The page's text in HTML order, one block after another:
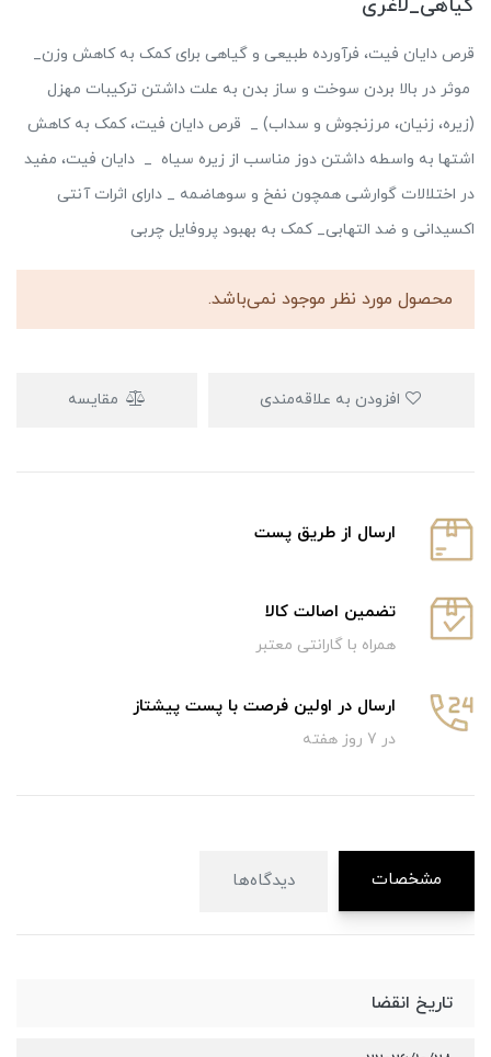
گیاهی_لاغری
قرص دایان فیت، فرآورده طبیعی و گیاهی برای کمک به کاهش وزن_
موثر در بالا بردن سوخت و ساز بدن به علت داشتن ترکیبات مهزل
(زیره، زنیان، مرزنجوش و سداب) _ قرص دایان فیت، کمک به کاهش
اشتها به واسطه داشتن دوز مناسب از زیره سیاه _ دایان فیت، مفید
در اختلالات گوارشی همچون نفخ و سوهاضمه _ دارای اثرات آنتی
اکسیدانی و ضد التهابی_ کمک به بهبود پروفایل چربی
محصول مورد نظر موجود نمی‌باشد.
مقایسه
ارسال از طریق پست
تضمین اصالت کالا
همراه با گارانتی معتبر
ارسال در اولین فرصت با پست پیشتاز
در 7 روز هفته
مشخصات دیدگاه‌ها
تاریخ انقضا